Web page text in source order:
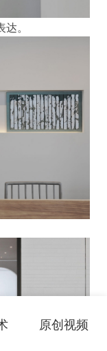
。
原创视频